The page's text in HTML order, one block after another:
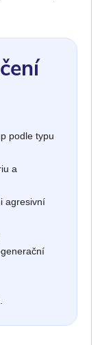
podle typu
a
agresivní